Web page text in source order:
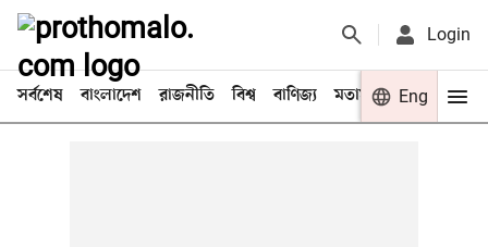
Login
সর্বশেষ বাংলাদেশ রাজনীতি বিশ্ব বাণিজ্য মতামত খেলা
Eng